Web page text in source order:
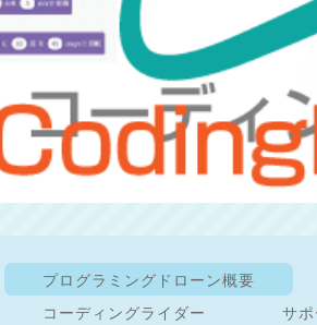
プログラミングドローン概要
コーディングライダー
サ